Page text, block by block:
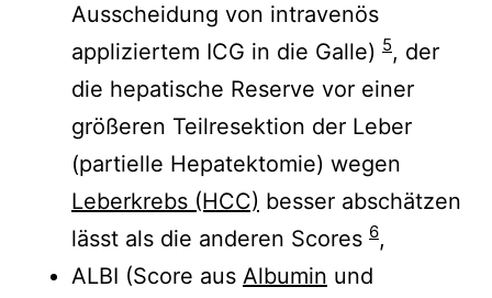
Ausscheidung von intravenös
appliziertem ICG in die Galle) 5, der
die hepatische Reserve vor einer
größeren Teilresektion der Leber
(partielle Hepatektomie) wegen
Leberkrebs (HCC) besser abschätzen
lässt als die anderen Scores 6,
ALBI (Score aus Albumin und